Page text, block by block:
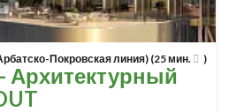
Покровская линия) (25 мин. )
Архитектурный